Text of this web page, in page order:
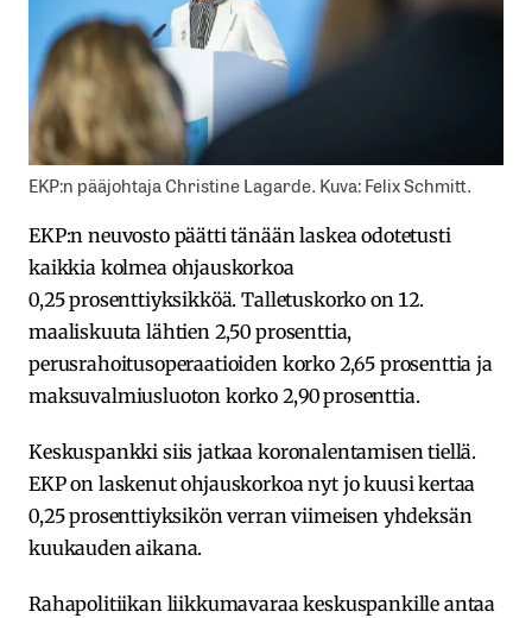
EKP:n pääjohtaja Christine Lagarde. Kuva: Felix Schmitt.
EKP:n neuvosto päätti tänään laskea odotetusti
kaikkia kolmea ohjauskorkoa
0,25 prosenttiyksikköä. Talletuskorko on 12.
maaliskuuta lähtien 2,50 prosenttia,
perusrahoitusoperaatioiden korko 2,65 prosenttia ja
maksuvalmiusluoton korko 2,90 prosenttia.
Keskuspankki siis jatkaa koronalentamisen tiellä.
EKP on laskenut ohjauskorkoa nyt jo kuusi kertaa
0,25 prosenttiyksikön verran viimeisen yhdeksän
kuukauden aikana.
Rahapolitiikan liikkumavaraa keskuspankille antaa